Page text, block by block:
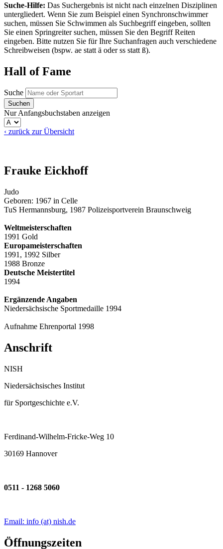
Suche-Hilfe: Das Suchergebnis ist nicht nach einzelnen Disziplinen
untergliedert. Wenn Sie zum Beispiel einen Synchronschwimmer
suchen, müssen Sie Schwimmen als Suchbegriff eingeben, sollten
Sie einen Springreiter suchen, müssen Sie den Begriff Reiten
eingeben. Bitte nutzen Sie für Ihre Suchanfragen auch verschiedene
Schreibweisen (bspw. ae statt ä oder ss statt ß).
Hall of Fame
Suche
Nur Anfangsbuchstaben anzeigen
‹ zurück zur Übersicht
Frauke Eickhoff
Judo
Geboren: 1967 in Celle
TuS Hermannsburg, 1987 Polizeisportverein Braunschweig
Weltmeisterschaften
1991 Gold
Europameisterschaften
1991, 1992 Silber
1988 Bronze
Deutsche Meistertitel
1994
Ergänzende Angaben
Niedersächsische Sportmedaille 1994
Aufnahme Ehrenportal 1998
Anschrift
NISH
Niedersächsisches Institut
für Sportgeschichte e.V.
Ferdinand-Wilhelm-Fricke-Weg 10
30169 Hannover
0511 - 1268 5060
Email: info (at) nish.de
Öffnungszeiten